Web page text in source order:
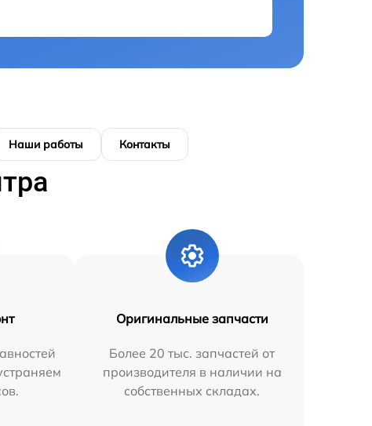
Наши работы Контакты
Оригинальные запчасти
Более 20 тыс. запчастей от
производителя в наличии на
собственных складах.